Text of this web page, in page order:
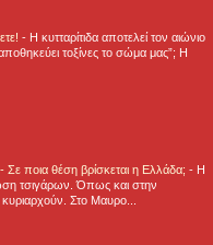
- H κυτταρίτιδα αποτελεί τον αιώνιο
τοξίνες το σώμα μας”; Η
ποια θέση βρίσκεται η Ελλάδα; - Η
τσιγάρων. Όπως και στην
Στο Μαυρο...